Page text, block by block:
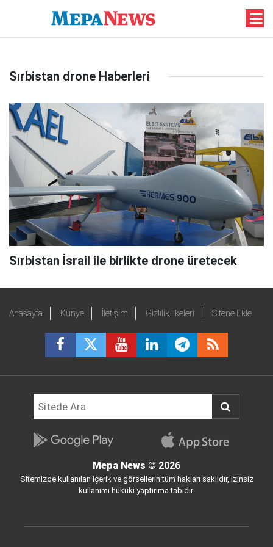
Sırbistan drone Haberleri
Sırbistan İsrail ile birlikte drone üretecek
Anasayfa Künye İletişim Gizlilik İlkeleri Sitene Ekle
Mepa News © 2026
Sitemizde kullanılan içerik ve görsellerin tüm hakları saklıdır, izinsiz
kullanımı hukuki yaptırıma tabidir.